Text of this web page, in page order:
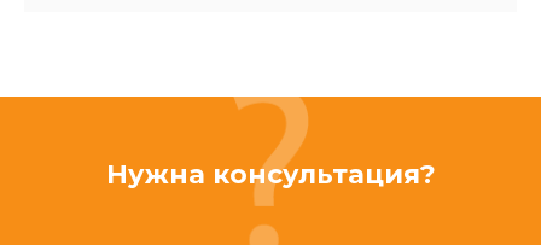
Нужна консультация?